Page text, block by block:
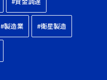
#製造業 #衛星製造